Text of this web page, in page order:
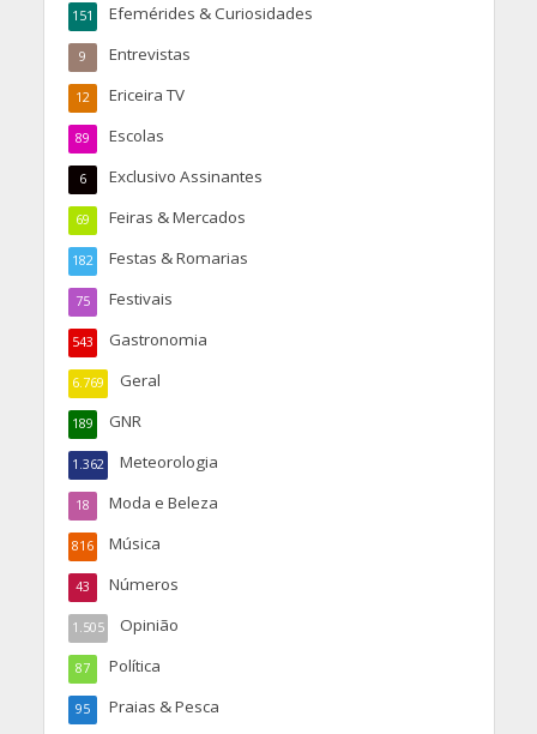
Efemérides & Curiosidades
151
Entrevistas
9
Ericeira TV
12
Escolas
89
Exclusivo Assinantes
6
Feiras & Mercados
69
Festas & Romarias
182
Festivais
75
Gastronomia
543
Geral
6.769
GNR
189
Meteorologia
1.362
Moda e Beleza
18
Música
816
Números
43
Opinião
1.505
Política
87
Praias & Pesca
95